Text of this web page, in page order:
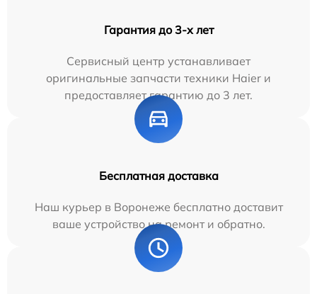
Гарантия до 3-х лет
Сервисный центр устанавливает
оригинальные запчасти техники Haier и
предоставляет гарантию до 3 лет.
Бесплатная доставка
Наш курьер в Воронеже бесплатно доставит
ваше устройство на ремонт и обратно.